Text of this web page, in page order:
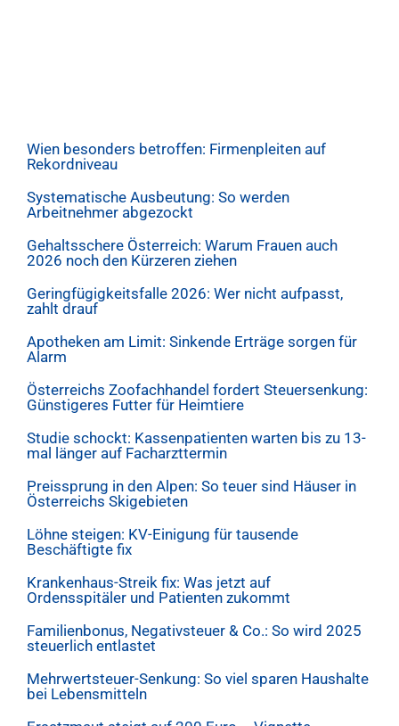
Wien besonders betroffen: Firmenpleiten auf
Rekordniveau
Systematische Ausbeutung: So werden
Arbeitnehmer abgezockt
Gehaltsschere Österreich: Warum Frauen auch
2026 noch den Kürzeren ziehen
Geringfügigkeitsfalle 2026: Wer nicht aufpasst,
zahlt drauf
Apotheken am Limit: Sinkende Erträge sorgen für
Alarm
Österreichs Zoofachhandel fordert Steuersenkung:
Günstigeres Futter für Heimtiere
Studie schockt: Kassenpatienten warten bis zu 13-
mal länger auf Facharzttermin
Preissprung in den Alpen: So teuer sind Häuser in
Österreichs Skigebieten
Löhne steigen: KV-Einigung für tausende
Beschäftigte fix
Krankenhaus-Streik fix: Was jetzt auf
Ordensspitäler und Patienten zukommt
Familienbonus, Negativsteuer & Co.: So wird 2025
steuerlich entlastet
Mehrwertsteuer-Senkung: So viel sparen Haushalte
bei Lebensmitteln